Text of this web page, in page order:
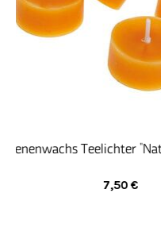
Aufträge fachgerecht
Bienenwachs